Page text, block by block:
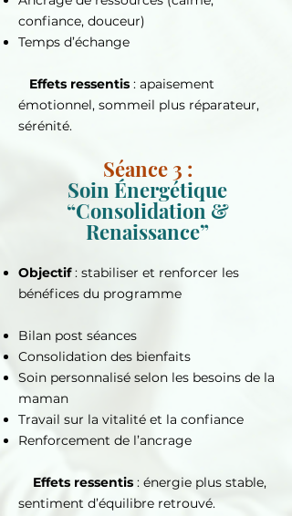
confiance, douceur)
Temps d’échange
Effets ressentis : apaisement
émotionnel, sommeil plus réparateur,
sérénité.
Séance 3 :
Soin Énergétique
“Consolidation &
Renaissance”
Objectif: stabiliser et renforcer les
bénéfices du programme
Bilan post séances
Consolidation des bienfaits
Soin personnalisé selon les besoins de la
maman
Travail sur la vitalité et la confiance
Renforcement de l’ancrage
Effets ressentis : énergie plus stable,
sentiment d’équilibre retrouvé.